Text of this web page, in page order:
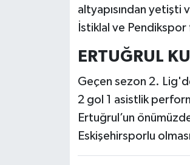
altyapısından yetişti
İstiklal ve Pendikspor
ERTUĞRUL
Geçen sezon 2.
2 gol 1 asistlik
Ertuğrul’un
Eskişehirsporlu